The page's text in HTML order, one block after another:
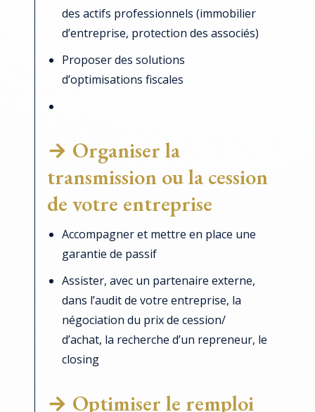
des actifs professionnels (immobilier
d’entreprise, protection des associés)
Proposer des solutions
d’optimisations fiscales
→ Organiser la
transmission ou la cession
de votre entreprise
Accompagner et mettre en place une
garantie de passif
Assister, avec un partenaire externe,
dans l’audit de votre entreprise, la
négociation du prix de cession/
d’achat, la recherche d’un repreneur, le
closing
→ Optimiser le remploi